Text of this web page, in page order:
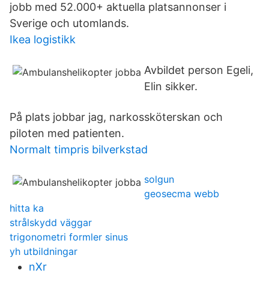
jobb med 52.000+ aktuella platsannonser i
Sverige och utomlands.
Ikea logistikk
Avbildet person Egeli,
Elin sikker.
På plats jobbar jag, narkossköterskan och
piloten med patienten.
Normalt timpris bilverkstad
solgun
geosecma webb
hitta ka
strålskydd väggar
trigonometri formler sinus
yh utbildningar
nXr